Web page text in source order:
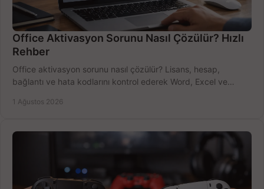
Office Aktivasyon Sorunu Nasıl Çözülür? Hızlı
Rehber
Office aktivasyon sorunu nasıl çözülür? Lisans, hesap,
bağlantı ve hata kodlarını kontrol ederek Word, Excel ve
1 Ağustos 2026